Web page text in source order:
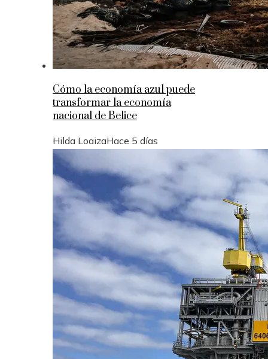
Cómo la economía azul puede
transformar la economía
nacional de Belice
Hilda LoaizaHace 5 días